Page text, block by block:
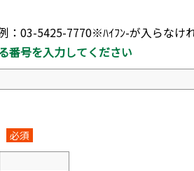
：03-5425-7770※ﾊｲﾌﾝ-が入らなけ
番号を入力してください
必須